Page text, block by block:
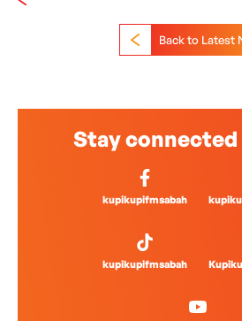
Back to Latest
Stay
kupikupifmsabah
kupikupifmsabah